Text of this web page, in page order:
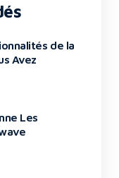
de la
Avez
Les